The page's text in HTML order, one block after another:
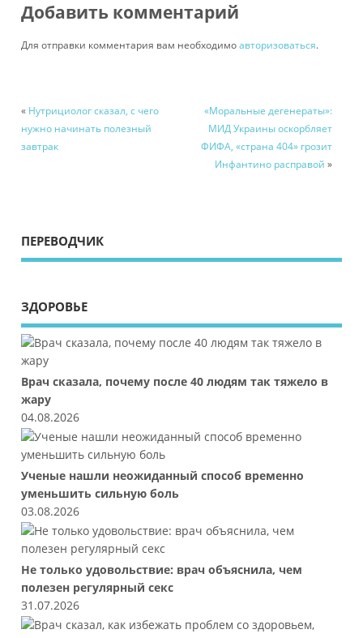
Добавить комментарий
Для отправки комментария вам необходимоавторизоваться.
« Нутрициолог сказал, с чего
нужно начинать полезный
завтрак
«Моральные дегенераты»:
МИД Украины оскорбляет
ФИФА, «страна 404» грозит
Инфантино расправой »
ПЕРЕВОДЧИК
ЗДОРОВЬЕ
Врач сказала, почему после 40 людям так тяжело в
жару
04.08.2026
Ученые нашли неожиданный способ временно
уменьшить сильную боль
03.08.2026
Не только удовольствие: врач объяснила, чем
полезен регулярный секс
31.07.2026